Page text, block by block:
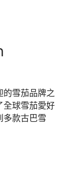
的雪茄品牌之
全球雪茄愛好
多款古巴雪